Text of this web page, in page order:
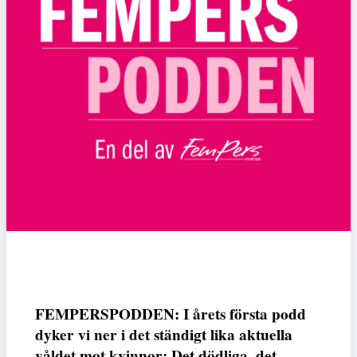
FEMPERSPODDEN: I årets första podd
dyker vi ner i det ständigt lika aktuella